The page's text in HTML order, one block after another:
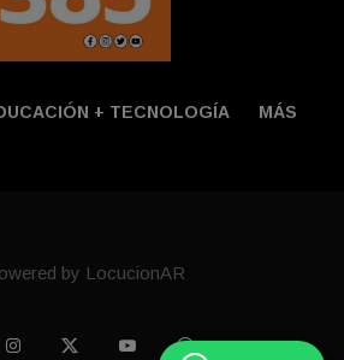
+ TECNOLOGÍ­A MÁS
by LocucionAR